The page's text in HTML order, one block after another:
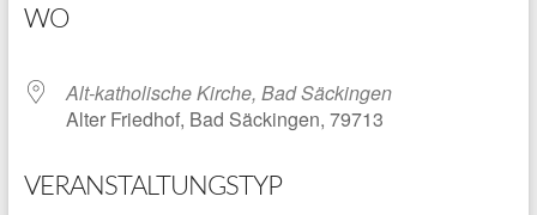
WO
Alt-katholische Kirche, Bad Säckingen
Alter Friedhof, Bad Säckingen, 79713
VERANSTALTUNGSTYP